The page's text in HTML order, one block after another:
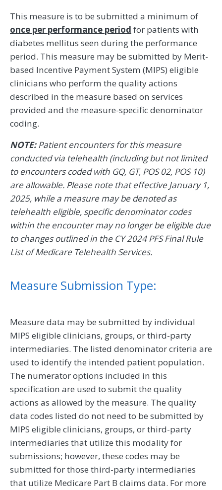
This measure is to be submitted a minimum of
once per performance period for patients with
diabetes mellitus seen during the performance
period. This measure may be submitted by Merit-
based Incentive Payment System (MIPS) eligible
clinicians who perform the quality actions
described in the measure based on services
provided and the measure-specific denominator
coding.
NOTE:Patient encounters for this measure
conducted via telehealth (including but not limited
to encounters coded with GQ, GT, POS 02, POS 10)
are allowable. Please note that effective January 1,
2025, while a measure may be denoted as
telehealth eligible, specific denominator codes
within the encounter may no longer be eligible due
to changes outlined in the CY 2024 PFS Final Rule
List of Medicare Telehealth Services.
Measure Submission Type:
Measure data may be submitted by individual
MIPS eligible clinicians, groups, or third-party
intermediaries. The listed denominator criteria are
used to identify the intended patient population.
The numerator options included in this
specification are used to submit the quality
actions as allowed by the measure. The quality
data codes listed do not need to be submitted by
MIPS eligible clinicians, groups, or third-party
intermediaries that utilize this modality for
submissions; however, these codes may be
submitted for those third-party intermediaries
that utilize Medicare Part B claims data. For more